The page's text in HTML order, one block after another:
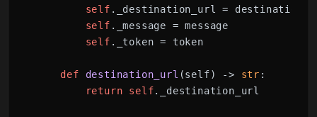
self ._destination_url =
self ._message = message
self ._token = token
def destination_url (self) -> str :
return
self._destination_url